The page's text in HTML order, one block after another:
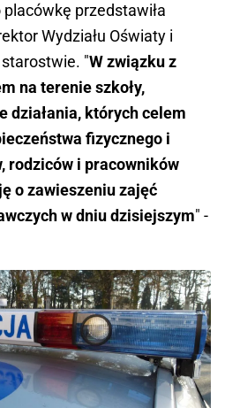
przedstawiła
Wydziału Oświaty i
"W związku z
na terenie szkoły,
działania, których celem
fizycznego i
rodziców i pracowników
o zawieszeniu zajęć
w dniu dzisiejszym" -